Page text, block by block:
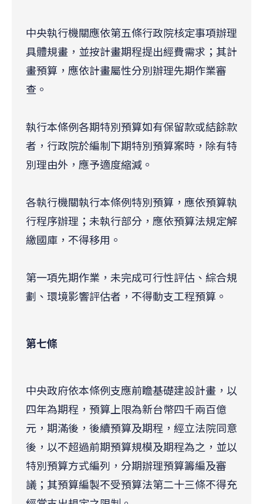
中央執行機關應依第五條行政院核定事項辦理
具體規畫，並按計畫期程提出經費需求；其計
畫預算，應依計畫屬性分別辦理先期作業審
查。
執行本條例各期特別預算如有保留款或結餘款
者，行政院於編制下期特別預算案時，除有特
別理由外，應予適度縮減。
各執行機關執行本條例特別預算，應依預算執
行程序辦理；未執行部分，應依預算法規定解
繳國庫，不得移用。
第一項先期作業，未完成可行性評估、綜合規
劃、環境影響評估者，不得動支工程預算。
第七條
中央政府依本條例支應前瞻基礎建設計畫，以
四年為期程，預算上限為新台幣四千兩百億
元，期滿後，後續預算及期程，經立法院同意
後，以不超過前期預算規模及期程為之，並以
特別預算方式編列，分期辦理預算籌編及審
議；其預算編製不受預算法第二十三條不得充